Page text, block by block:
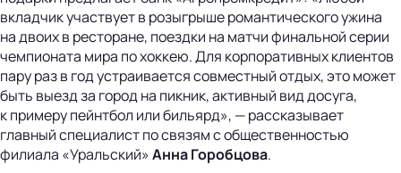
вкладчик участвует в розыгрыше романтического ужина
на двоих в ресторане, поездки на матчи финальной серии
чемпионата мира по хоккею. Для корпоративных клиентов
пару раз в год устраивается совместный отдых, это может
быть выезд за город на пикник, активный вид досуга,
к примеру пейнтбол или бильярд», — рассказывает
главный специалист по связям с общественностью
филиала «Уральский» Анна Горобцова.